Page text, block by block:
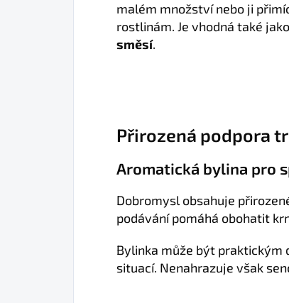
malém množství nebo ji
rostlinám. Je vhodná také jako
směsí.
Přirozená podpora
Aromatická bylina pro
Dobromysl obsahuje
podávání pomáhá obohatit
Bylinka může být praktickým
situací. Nenahrazuje však